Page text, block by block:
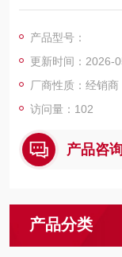
设备。其核心功能
数据，当检测值超
工作人员采取防护
科、地质勘探、海关
所，是保障人员辐射
产品型号：
更新时间：2026-
厂商性质：经销商
访问量：102
产品咨询
产品分类